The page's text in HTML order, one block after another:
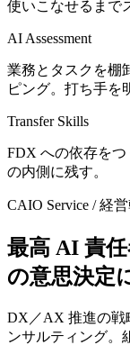
使いこなせるまで
AI Assessment
業務とタスクを棚
ピング。打ち手を
Transfer Skills
FDX への依存を
の内側に残す。
CAIO Service / 経
最高 AI 責
の​意思決定
DX／AX 推進の戦
ンサルティング。